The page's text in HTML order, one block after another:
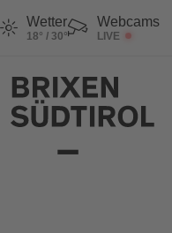
Wetter
18° / 30°
Webcams
LIVE